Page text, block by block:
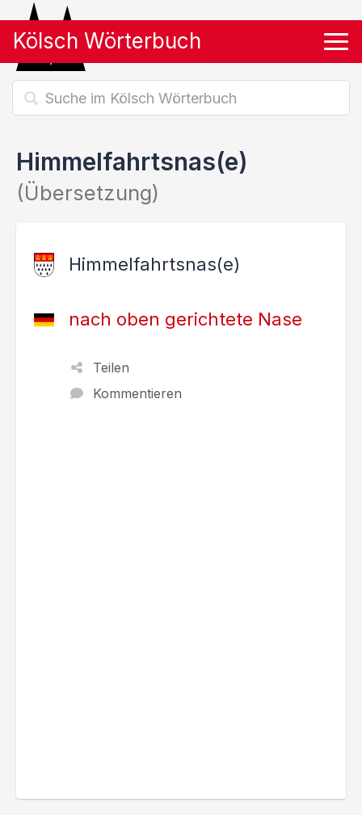
Kölsch Wörterbuch
Himmelfahrtsnas(e)
(Übersetzung)
Himmelfahrtsnas(e)
nach oben gerichtete Nase
Teilen
Kommentieren